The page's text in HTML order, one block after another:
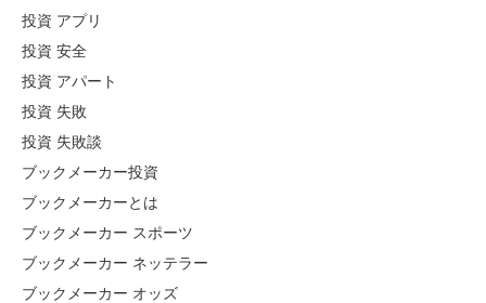
投資 アプリ
投資 安全
投資 アパート
投資 失敗
投資 失敗談
ブックメーカー投資
ブックメーカーとは
ブックメーカー スポーツ
ブックメーカー ネッテラー
ブックメーカー オッズ